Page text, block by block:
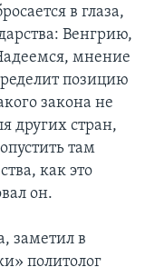
в глаза,
Венгрию,
мнение
позицию
закона не
других стран,
там
как это
он.
заметил в
политолог